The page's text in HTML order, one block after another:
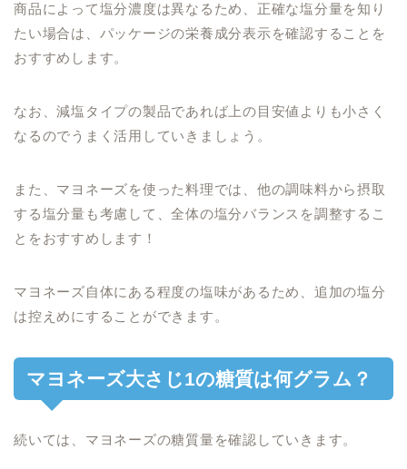
商品によって塩分濃度は異なるため、正確な塩分量を知り
たい場合は、パッケージの栄養成分表示を確認することを
おすすめします。
なお、減塩タイプの製品であれば上の目安値よりも小さく
なるのでうまく活用していきましょう。
また、マヨネーズを使った料理では、他の調味料から摂取
する塩分量も考慮して、全体の塩分バランスを調整するこ
とをおすすめします！
マヨネーズ自体にある程度の塩味があるため、追加の塩分
は控えめにすることができます。
マヨネーズ大さじ1の糖質は何グラム？
続いては、マヨネーズの糖質量を確認していきます。